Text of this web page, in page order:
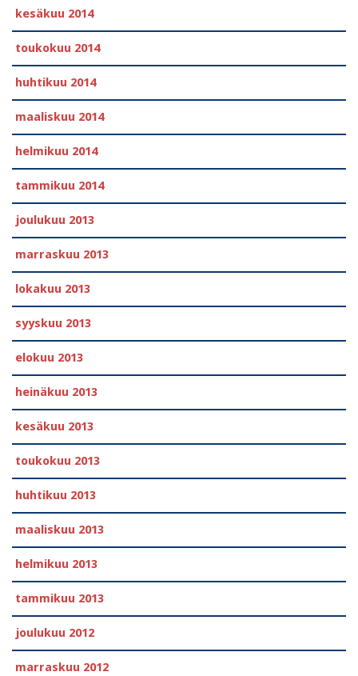
kesäkuu 2014
toukokuu 2014
huhtikuu 2014
maaliskuu 2014
helmikuu 2014
tammikuu 2014
joulukuu 2013
marraskuu 2013
lokakuu 2013
syyskuu 2013
elokuu 2013
heinäkuu 2013
kesäkuu 2013
toukokuu 2013
huhtikuu 2013
maaliskuu 2013
helmikuu 2013
tammikuu 2013
joulukuu 2012
marraskuu 2012